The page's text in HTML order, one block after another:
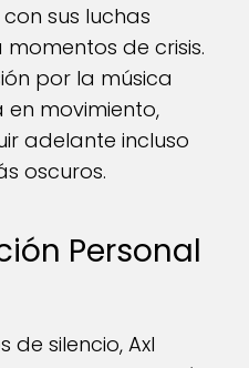
sus luchas
momentos de crisis.
por la música
movimiento,
adelante incluso
oscuros.
Personal
de silencio, Axl